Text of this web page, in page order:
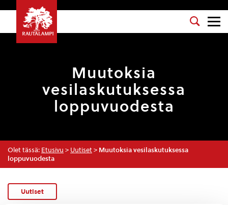
Muutoksia
vesilaskutuksessa
loppuvuodesta
Olet tässä: Etusivu > Uutiset > Muutoksia vesilaskutuksessa
loppuvuodesta
Uutiset